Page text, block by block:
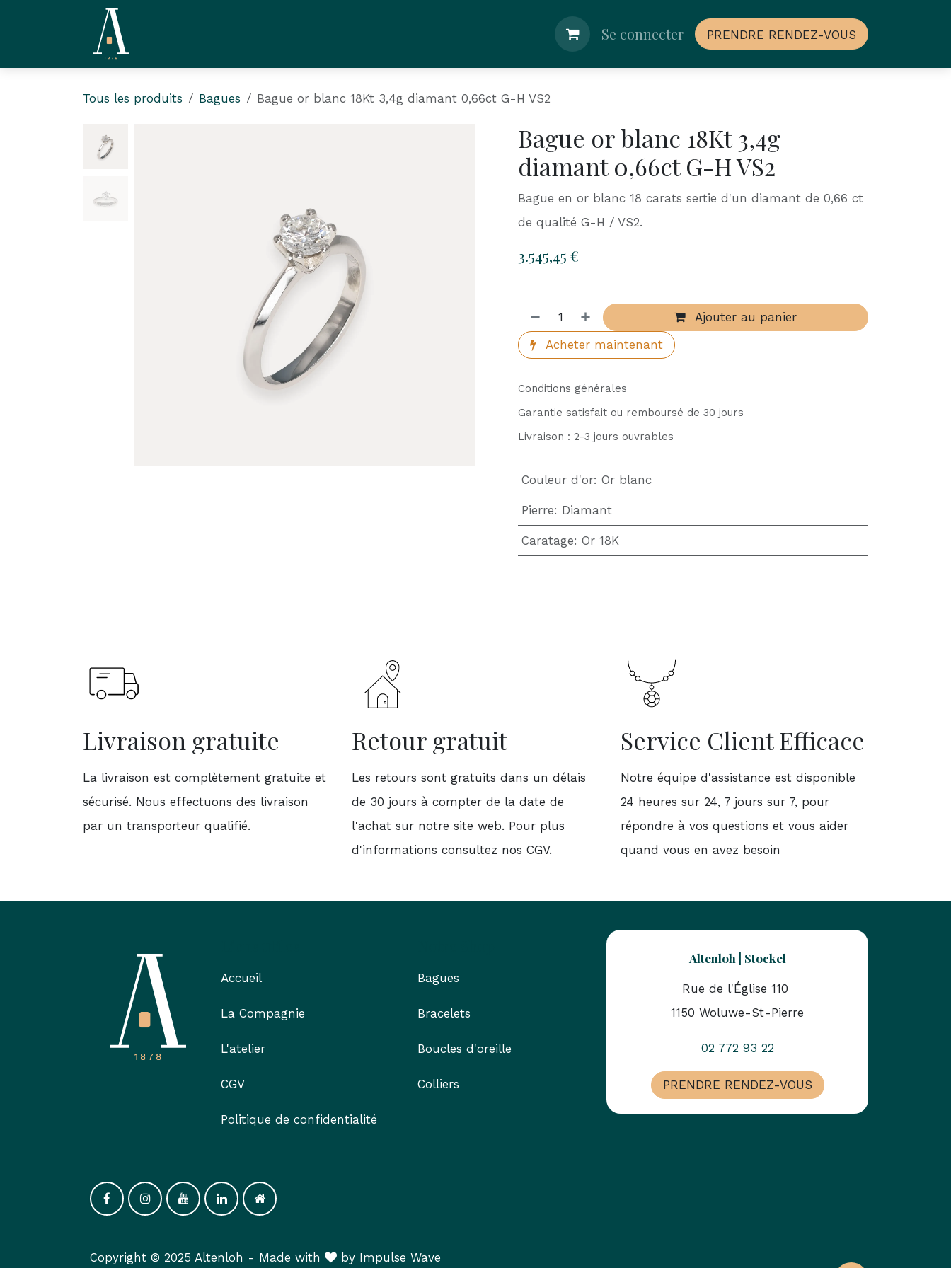
Se rendre au contenu
Nos Conseils Se connecter PRENDRE RENDEZ-VOUS
Tous les produits Bagues Bague or blanc 18Kt 3,4g diamant 0,66ct G-H VS2
Bague or blanc 18Kt 3,4g
diamant 0,66ct G-H VS2
Bague en or blanc 18 carats sertie d'un diamant de 0,66 ct
de qualité G-H / VS2.
3.545,45 €
Ajouter au panier
Acheter maintenant
Conditions générales
Garantie satisfait ou remboursé de 30 jours
Livraison : 2-3 jours ouvrables
Couleur d'or: Or blanc
Pierre: Diamant
Caratage: Or 18K
Livraison gratuite
La livraison est complètement gratuite et
sécurisé. Nous effectuons des livraison
par un transporteur qualifié.
Retour gratuit
Les retours sont gratuits dans un délais
de 30 jours à compter de la date de
l'achat sur notre site web. Pour plus
d'informations consultez nos CGV.
Service Client Efficace
Notre équipe d'assistance est disponible
24 heures sur 24, 7 jours sur 7, pour
répondre à vos questions et vous aider
quand vous en avez besoin
Accueil
La Compagnie
L'atelier
CGV
Politique de confidentialité
Altenloh | Stockel
Rue de l'Église 110
1150 Woluwe-St-Pierre
02 772 93 22
PRENDRE RENDEZ-VOUS
Bagues
Bracelets
Boucles d'oreille
Colliers
Copyright © 2025 Altenloh - Made with ​ by Impulse Wav​e